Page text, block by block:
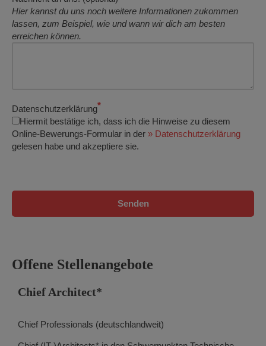
Hier kannst du uns noch weitere Informationen zukommen
lassen, zum Beispiel, wie und wann wir dich am besten
erreichen können.
Datenschutzerklärung*
Hiermit bestätige ich, dass ich die Hinweise zu diesem
Online-Bewerungs-Formular in der » Datenschutzerklärung
gelesen habe und akzeptiere sie.
Offene Stellenangebote
Chief Architect*
Chief Professionals (deutschlandweit)